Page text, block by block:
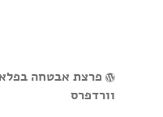
וורדפרס